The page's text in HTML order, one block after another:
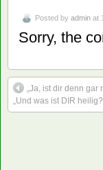
Posted by admin at
Sorry, the
„Ja, ist dir denn
„Und was ist DIR